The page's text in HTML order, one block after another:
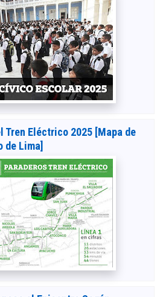
Tren Eléctrico 2025 [Mapa de
de Lima]